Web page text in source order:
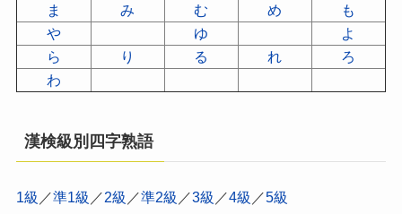
ま
み む め
も
や
ゆ
よ
ら
り る れ
ろ
わ
漢検級別四字熟語
1級 ／準1級 ／2級 ／準2級 ／3級 ／4級 ／5級